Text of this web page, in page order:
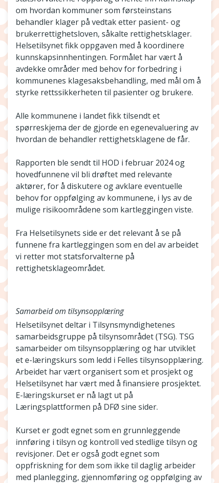
om hvordan kommuner som førsteinstans
behandler klager på vedtak etter pasient- og
brukerrettighetsloven, såkalte rettighetsklager.
Helsetilsynet fikk oppgaven med å koordinere
kunnskapsinnhentingen. Formålet har vært å
avdekke områder med behov for forbedring i
kommunenes klagesaksbehandling, med mål om å
styrke rettssikkerheten til pasienter og brukere.
Alle kommunene i landet fikk tilsendt et
spørreskjema der de gjorde en egenevaluering av
hvordan de behandler rettighetsklagene de får.
Rapporten ble sendt til HOD i februar 2024 og
hovedfunnene vil bli drøftet med relevante
aktører, for å diskutere og avklare eventuelle
behov for oppfølging av kommunene, i lys av de
mulige risikoområdene som kartleggingen viste.
Fra Helsetilsynets side er det relevant å se på
funnene fra kartleggingen som en del av arbeidet
vi retter mot statsforvalterne på
rettighetsklageområdet.
Samarbeid om tilsynsopplæring
Helsetilsynet deltar i Tilsynsmyndighetenes
samarbeidsgruppe på tilsynsområdet (TSG). TSG
samarbeider om tilsynsopplæring og har utviklet
et e-læringskurs som ledd i Felles tilsynsopplæring.
Arbeidet har vært organisert som et prosjekt og
Helsetilsynet har vært med å finansiere prosjektet.
E-læringskurset er nå lagt ut på
Læringsplattformen på DFØ sine sider.
Kurset er godt egnet som en grunnleggende
innføring i tilsyn og kontroll ved stedlige tilsyn og
revisjoner. Det er også godt egnet som
oppfriskning for dem som ikke til daglig arbeider
med planlegging, gjennomføring og oppfølging av